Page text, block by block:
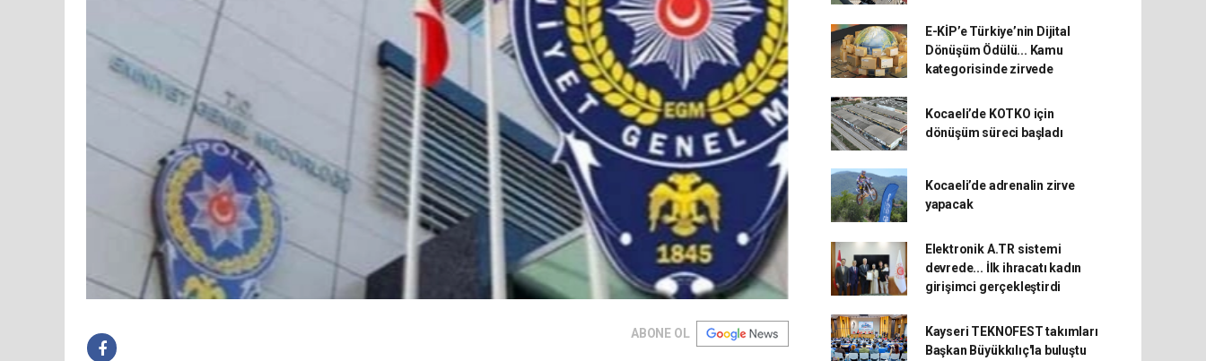
ABONE OL
E-KİP’e Türkiye’nin Dijital
Dönüşüm Ödülü... Kamu
kategorisinde zirvede
Kocaeli’de KOTKO için
dönüşüm süreci başladı
Kocaeli’de adrenalin zirve
yapacak
Elektronik A.TR sistemi
devrede... İlk ihracatı kadın
girişimci gerçekleştirdi
Kayseri TEKNOFEST takımları
Başkan Büyükkılıç'la buluştu